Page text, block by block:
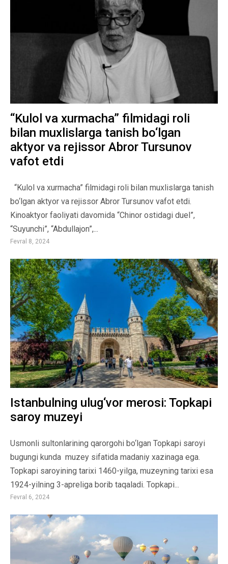
“Kulol va xurmacha” filmidagi roli
bilan muxlislarga tanish bo‘lgan
aktyor va rejissor Abror Tursunov
vafot etdi
“Kulol va xurmacha” filmidagi roli bilan muxlislarga tanish
bo‘lgan aktyor va rejissor Abror Tursunov vafot etdi.
Kinoaktyor faoliyati davomida “Chinor ostidagi duel”,
“Suyunchi”, “Abdullajon”,...
Fevral 8, 2024
Istanbulning ulug‘vor merosi: Topkapi
saroy muzeyi
Usmonli sultonlarining qarorgohi bo‘lgan Topkapi saroyi
bugungi kunda muzey sifatida madaniy xazinaga ega.
Topkapi saroyining tarixi 1460-yilga, muzeyning tarixi esa
1924-yilning 3-apreliga borib taqaladi. Topkapi...
Fevral 6, 2024